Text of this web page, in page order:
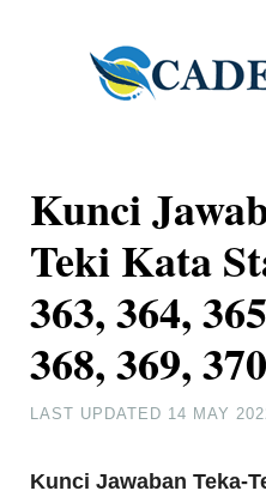
Kunci
Teki Kata
363, 364,
368, 369, 370
LAST UPDATED 14 MAY
Kunci Jawaban Teka-